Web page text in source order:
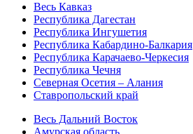
Весь Кавказ
Республика Дагестан
Республика Ингушетия
Республика Кабардино-Балкария
Республика Карачаево-Черкесия
Республика Чечня
Северная Осетия – Алания
Ставропольский край
Весь Дальний Восток
Амурская область